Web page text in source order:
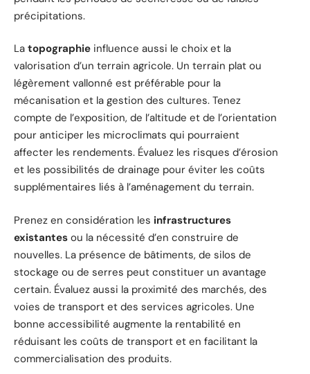
précipitations.
La topographie influence aussi le choix et la
valorisation d’un terrain agricole. Un terrain plat ou
légèrement vallonné est préférable pour la
mécanisation et la gestion des cultures. Tenez
compte de l’exposition, de l’altitude et de l’orientation
pour anticiper les microclimats qui pourraient
affecter les rendements. Évaluez les risques d’érosion
et les possibilités de drainage pour éviter les coûts
supplémentaires liés à l’aménagement du terrain.
Prenez en considération les infrastructures
existantes ou la nécessité d’en construire de
nouvelles. La présence de bâtiments, de silos de
stockage ou de serres peut constituer un avantage
certain. Évaluez aussi la proximité des marchés, des
voies de transport et des services agricoles. Une
bonne accessibilité augmente la rentabilité en
réduisant les coûts de transport et en facilitant la
commercialisation des produits.